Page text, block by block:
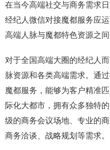
在当今高端社交与商务需求
经纪人微信对接魔都服务应
高端人脉与魔都特色资源之间
对于全国高端大圈的经纪人
脉资源和各类高端需求。通
魔都服务，能够为客户精准
际化大都市，拥有众多独特
级的商务会议场地、专业的
商务洽谈、战略规划等需求。